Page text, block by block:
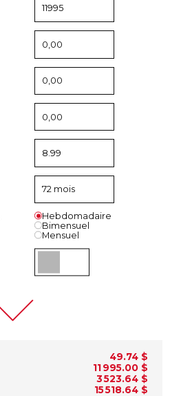
Hebdomadaire
Bimensuel
Mensuel
49.74 $
11 995.00 $
3 523.64 $
15 518.64 $